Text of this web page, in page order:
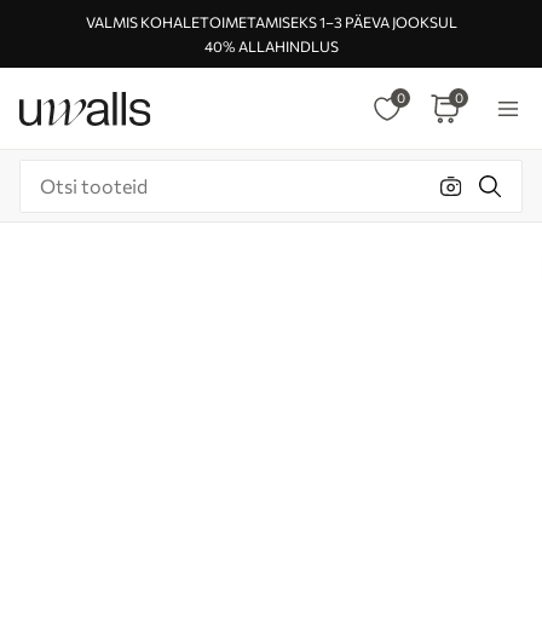
VALMIS KOHALETOIMETAMISEKS 1–3 PÄEVA JOOKSUL
40% ALLAHINDLUS
0 0